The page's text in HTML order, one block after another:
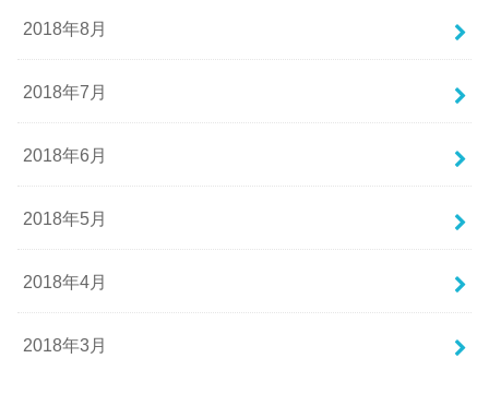
2018年8月
2018年7月
2018年6月
2018年5月
2018年4月
2018年3月